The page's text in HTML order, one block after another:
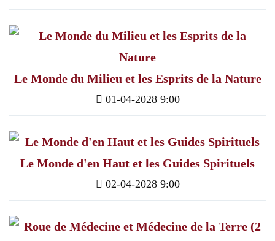
Le Monde du Milieu et les Esprits de la Nature
01-04-2028 9:00
Le Monde d'en Haut et les Guides Spirituels
02-04-2028 9:00